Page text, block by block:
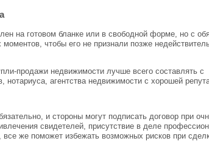
на готовом бланке или в свободной форме, но с
чтобы его не признали позже
продажи недвижимости лучше всего составлять с
нотариуса, агентства недвижимости с хорошей
и стороны могут подписать договор при
свидетелей, присутствие в деле
все же поможет избежать возможных рисков при